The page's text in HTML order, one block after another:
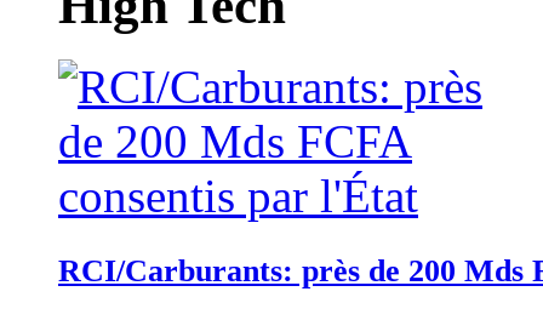
RCI/Carburants: près de 200 Mds